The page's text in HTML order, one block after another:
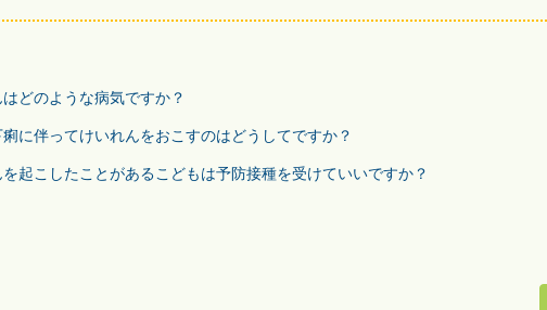
どのような病気ですか？
に伴ってけいれんをおこすのはどうしてですか？
起こしたことがあるこどもは予防接種を受けていいですか？